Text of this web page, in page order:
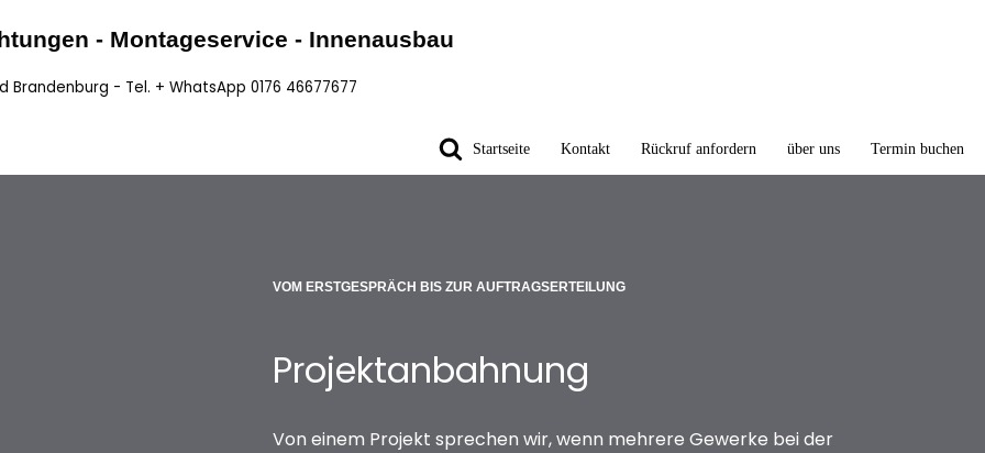
- Montageservice - Innenausbau
Brandenburg - Tel. + WhatsApp 0176 46677677
Startseite Kontakt Rückruf anfordern über uns Termin buchen
VOM ERSTGESPRÄCH BIS ZUR AUFTRAGSERTEILUNG
Projektanbahnung
Von einem Projekt sprechen wir, wenn mehrere Gewerke bei der